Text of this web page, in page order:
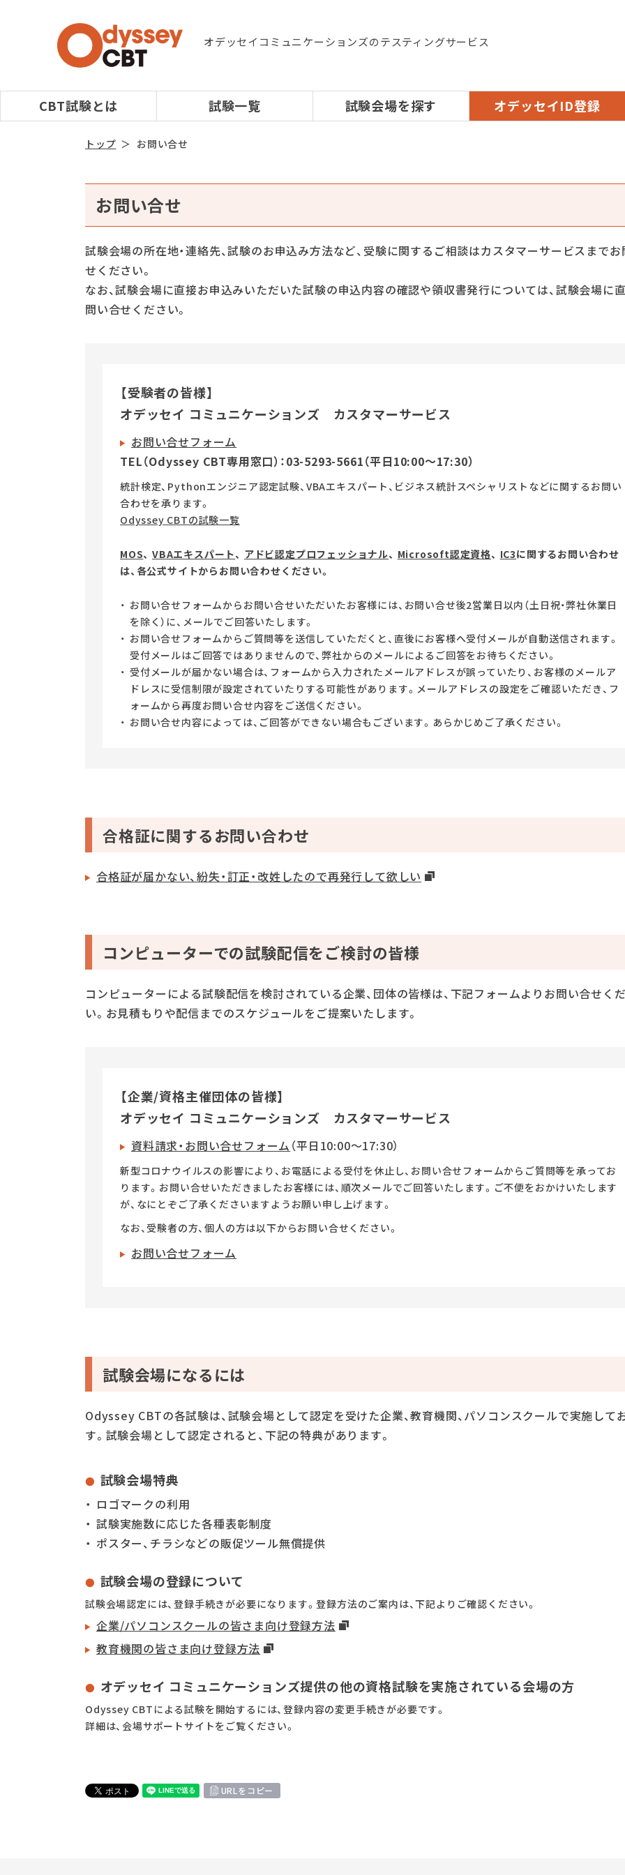
オデッセイコミュニケーションズのテスティングサービス
CBT試験とは 試験一覧 試験会場を探す オデッセイID登録
トップ お問い合せ
お問い合せ
試験会場の所在地・連絡先、試験のお申込み方法など、受験に関するご相談はカスタマーサービスまで
せください。
なお、試験会場に直接お申込みいただいた試験の申込内容の確認や領収書発行については、試験会場に
問い合せください。
【受験者の皆様】
オデッセイ コミュニケーションズ カスタマーサービス
お問い合せフォーム
TEL（Odyssey CBT専用窓口）：03-5293-5661（平日10:00～17:30）
統計検定、Pythonエンジニア認定試験、VBAエキスパート、ビジネス統計スペシャリストなどに関するお問い
合わせを承ります。
Odyssey CBTの試験一覧
MOS、VBAエキスパート、 アドビ認定プロフェッショナル、 Microsoft認定資格、 IC3に関するお問い合わせ
は、各公式サイトからお問い合わせください。
お問い合せフォームからお問い合せいただいたお客様には、お問い合せ後2営業日以内（土日祝・弊社休業日
を除く）に、メールでご回答いたします。
お問い合せフォームからご質問等を送信していただくと、直後にお客様へ受付メールが自動送信されます。
受付メールはご回答ではありませんので、弊社からのメールによるご回答をお待ちください。
受付メールが届かない場合は、フォームから入力されたメールアドレスが誤っていたり、お客様のメールア
ドレスに受信制限が設定されていたりする可能性があります。メールアドレスの設定をご確認いただき、フ
ォームから再度お問い合せ内容をご送信ください。
お問い合せ内容によっては、ご回答ができない場合もございます。あらかじめご了承ください。
合格証に関するお問い合わせ
合格証が届かない、紛失・訂正・改姓したので再発行して欲しい
コンピューターでの試験配信をご検討の皆様
コンピューターによる試験配信を検討されている企業、団体の皆様は、下記フォームよりお問い合せく
い。お見積もりや配信までのスケジュールをご提案いたします。
【企業/資格主催団体の皆様】
オデッセイ コミュニケーションズ カスタマーサービス
資料請求・お問い合せフォーム （平日10:00～17:30）
新型コロナウイルスの影響により、お電話による受付を休止し、お問い合せフォームからご質問等を承ってお
ります。お問い合せいただきましたお客様には、順次メールでご回答いたします。ご不便をおかけいたします
が、なにとぞご了承くださいますようお願い申し上げます。
なお、受験者の方、個人の方は以下からお問い合せください。
お問い合せフォーム
試験会場になるには
Odyssey CBTの各試験は、試験会場として認定を受けた企業、教育機関、パソコンスクールで実施して
す。試験会場として認定されると、下記の特典があります。
試験会場特典
ロゴマークの利用
試験実施数に応じた各種表彰制度
ポスター、チラシなどの販促ツール無償提供
試験会場の登録について
試験会場認定には、登録手続きが必要になります。登録方法のご案内は、下記よりご確認ください。
企業/パソコンスクールの皆さま向け登録方法
教育機関の皆さま向け登録方法
オデッセイ コミュニケーションズ提供の他の資格試験を実施されている会場の方
Odyssey CBTによる試験を開始するには、登録内容の変更手続きが必要です。
詳細は、会場サポートサイトをご覧ください。
URLをコピー